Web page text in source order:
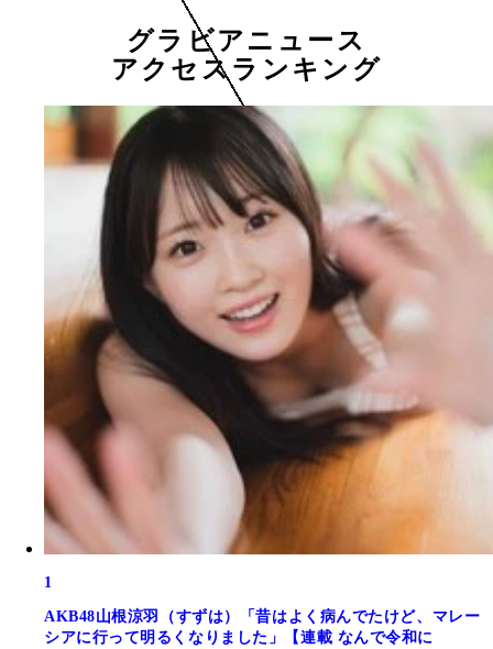
グラビアニュース
アクセスランキング
1
AKB48山根涼羽（すずは）「昔はよく病んでたけど、マレー
シアに行って明るくなりました」【連載 なんで令和に